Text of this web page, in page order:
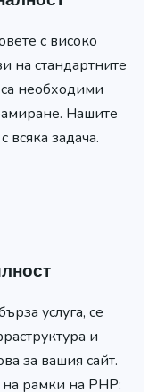
с високо
на стандартните
необходими
Нашите
всяка задача.
услуга, се
и
за вашия сайт.
рамки на PHP: